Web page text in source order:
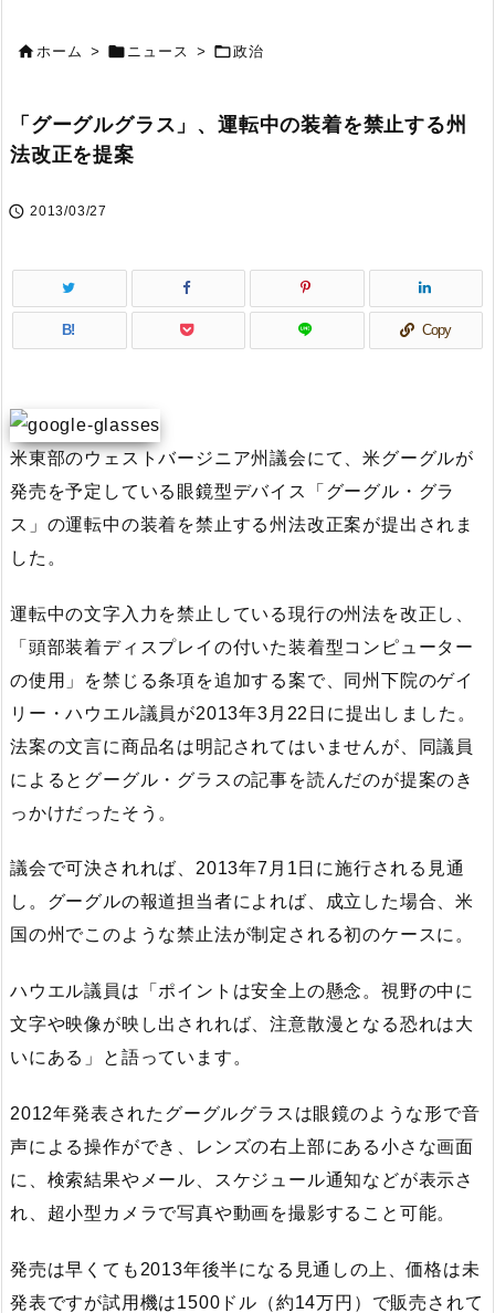
ホーム >  ニュース > 政治
「グーグルグラス」、運転中の装着を禁止する州
法改正を提案
 2013/03/27
B! Copy
米東部のウェストバージニア州議会にて、米グーグルが
発売を予定している眼鏡型デバイス「グーグル・グラ
ス」の運転中の装着を禁止する州法改正案が提出されま
した。
運転中の文字入力を禁止している現行の州法を改正し、
「頭部装着ディスプレイの付いた装着型コンピューター
の使用」を禁じる条項を追加する案で、同州下院のゲイ
リー・ハウエル議員が2013年3月22日に提出しました。
法案の文言に商品名は明記されてはいませんが、同議員
によるとグーグル・グラスの記事を読んだのが提案のき
っかけだったそう。
議会で可決されれば、2013年7月1日に施行される見通
し。グーグルの報道担当者によれば、成立した場合、米
国の州でこのような禁止法が制定される初のケースに。
ハウエル議員は「ポイントは安全上の懸念。視野の中に
文字や映像が映し出されれば、注意散漫となる恐れは大
いにある」と語っています。
2012年発表されたグーグルグラスは眼鏡のような形で音
声による操作ができ、レンズの右上部にある小さな画面
に、検索結果やメール、スケジュール通知などが表示さ
れ、超小型カメラで写真や動画を撮影すること可能。
発売は早くても2013年後半になる見通しの上、価格は未
発表ですが試用機は1500ドル（約14万円）で販売されて